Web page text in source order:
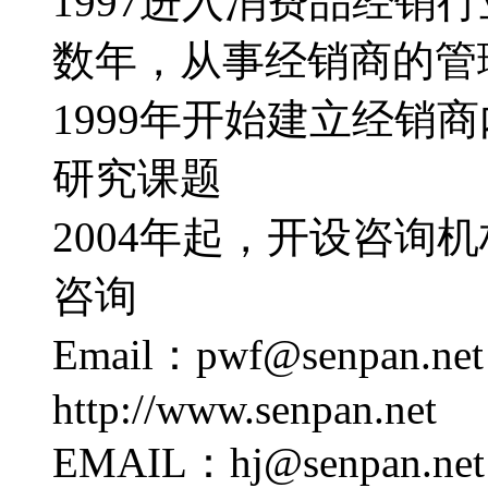
数年，从事经销商的
1999年开始建立经销
研究课题
2004年起，开设咨询
咨询
Email：pwf@senpan.net
http://www.senpan.net
EMAIL：hj@senpan.net